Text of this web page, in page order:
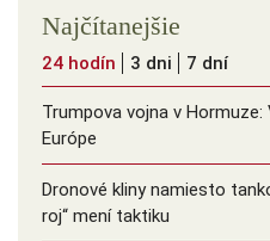
Najčítanejšie
24 hodín 3 dni 7 dní
Trumpova vojna v
Európe
Dronové kliny namiesto
roj“ mení taktiku